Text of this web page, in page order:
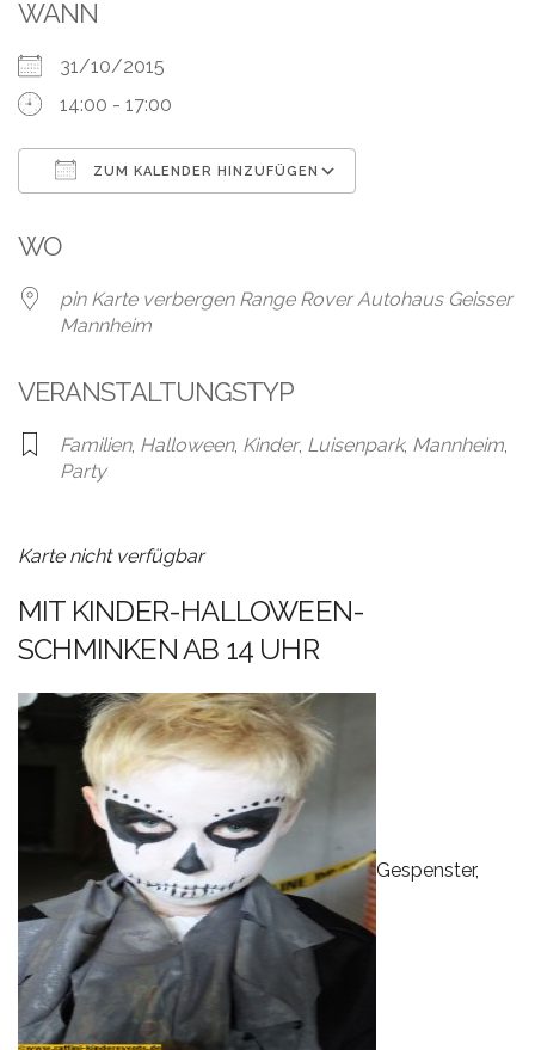
Über
Fotos,
Events
Referenzen
Jobs
Partner/Links
WANN
31/10/2015
14:00 - 17:00
ZUM KALENDER HINZUFÜGEN
WO
pin Karte verbergen Range Rover Autohaus Geisser
Mannheim
VERANSTALTUNGSTYP
Familien, Halloween, Kinder, Luisenpark, Mannheim,
Party
Karte nicht verfügbar
MIT KINDER-HALLOWEEN-
SCHMINKEN AB 14 UHR
Gespenster,